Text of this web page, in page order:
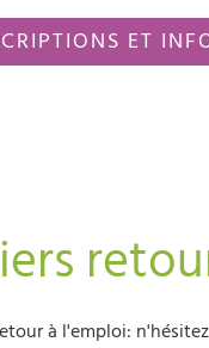
ET
à l'emploi: